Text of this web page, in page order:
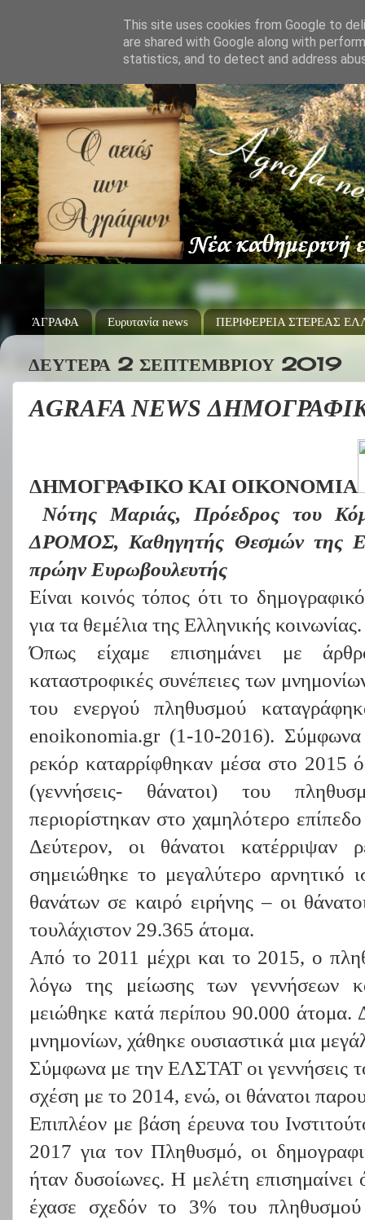
ΆΓΡΑΦΑ Ευρυτανία news ΠΕΡΙΦΕΡΕΙΑ ΣΤΕΡΕΑΣ
ΔΕΥΤΈΡΑ 2 ΣΕΠΤΕΜΒΡΊΟΥ 2019
AGRAFA NEWS
ΔΗΜΟΓΡΑΦΙΚΟ ΚΑΙ ΟΙΚΟΝΟΜΙΑ
Νότης Μαριάς, Πρόεδρος του
ΔΡΟΜΟΣ, Καθηγητής Θεσμών της
πρώην Ευρωβουλευτής
Είναι κοινός τόπος ότι το
για τα θεμέλια της Ελληνικής κοινωνίας.
Όπως είχαμε επισημάνει με
καταστροφικές συνέπειες των
του ενεργού πληθυσμού
enoikonomia.gr (1-10-2016). Σύμφωνα
ρεκόρ καταρρίφθηκαν μέσα στο 2015
(γεννήσεις- θάνατοι) του
περιορίστηκαν στο χαμηλότερο
Δεύτερον, οι θάνατοι κατέρριψαν
σημειώθηκε το μεγαλύτερο αρνητικό
θανάτων σε καιρό ειρήνης – οι
τουλάχιστον 29.365 άτομα.
Από το 2011 μέχρι και το 2015, ο
λόγω της μείωσης των γεννήσεων
μειώθηκε κατά περίπου 90.000 άτομα.
μνημονίων, χάθηκε ουσιαστικά μια
Σύμφωνα με την ΕΛΣΤΑΤ οι γεννήσεις
σχέση με το 2014, ενώ, οι θάνατοι
Επιπλέον με βάση έρευνα του
2017 για τον Πληθυσμό, οι
ήταν δυσοίωνες. Η μελέτη
έχασε σχεδόν το 3% του
This site uses cookies from Google to
are shared with Google along with
statistics, and to detect and address